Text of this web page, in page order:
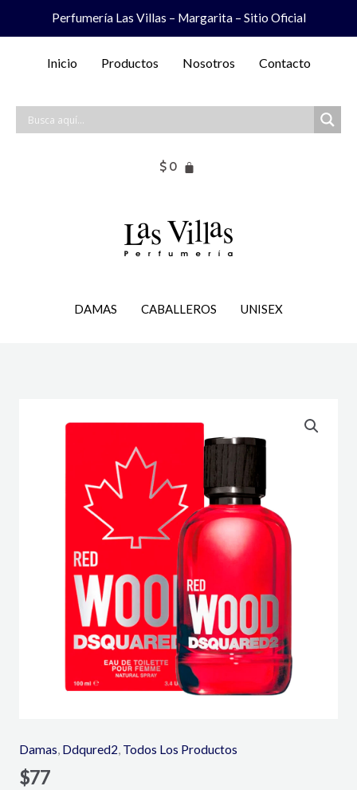
Perfumería Las Villas – Margarita – Sitio Oficial
Inicio Productos Nosotros Contacto
$ 0
DAMAS CABALLEROS UNISEX
Damas, Ddqured2, Todos Los Productos
$77